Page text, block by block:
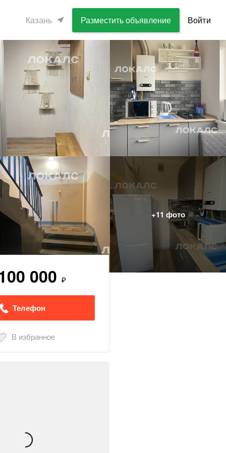
Казань Разместить объявление Войти
+11 фото
000 ₽
Телефон
В избранное